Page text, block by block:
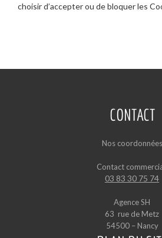
choisir d’accepter ou de bloquer les
CONTACT
Nos coordonnées
Contact
03 83 30 75 74
Agence SH
63 rue de Metz
54500 – Nancy